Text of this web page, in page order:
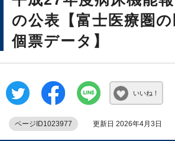
の公表【富士医療圏
個票データ】
いいね！
ページID1023977 更新日 2026年4月3日